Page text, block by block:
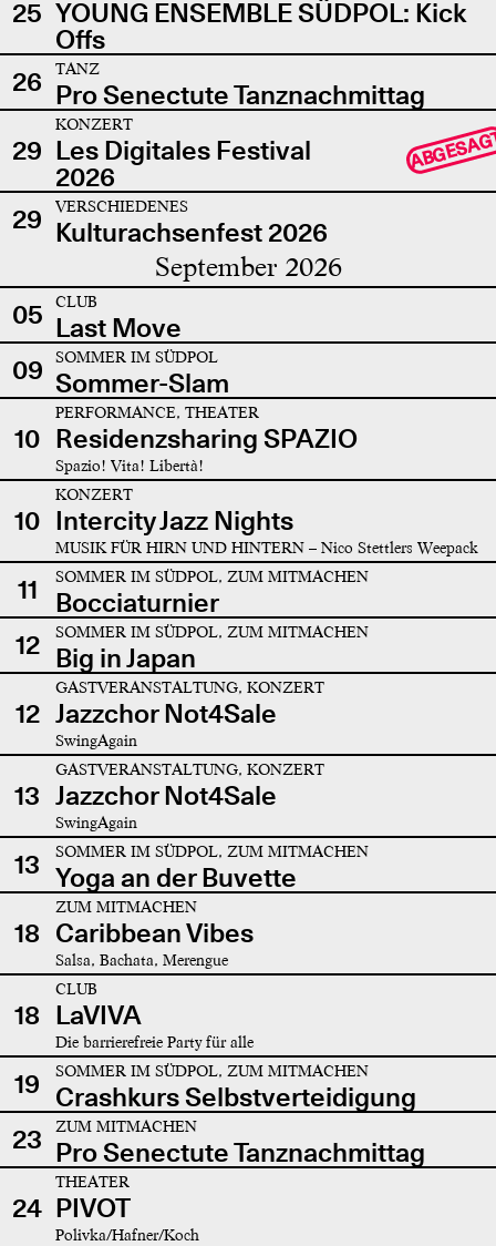
25 YOUNG ENSEMBLE SÜDPOL: Kick
Offs
26
TANZ
Pro Senectute Tanznachmittag
29
KONZERT
Les Digitales Festival
2026
29 VERSCHIEDENES
Kulturachsenfest 2026
September 2026
05 CLUB
Last Move
09
SOMMER IM SÜDPOL
Sommer-Slam
10
PERFORMANCE, THEATER
Residenzsharing SPAZIO
Spazio! Vita! Libertà!
10
KONZERT
Intercity Jazz Nights
MUSIK FÜR HIRN UND HINTERN – Nico Stettlers Weepack
11 SOMMER IM SÜDPOL, ZUM MITMACHEN
Bocciaturnier
12
SOMMER IM SÜDPOL, ZUM MITMACHEN
Big in Japan
12
GASTVERANSTALTUNG, KONZERT
Jazzchor Not4Sale
SwingAgain
13
GASTVERANSTALTUNG, KONZERT
Jazzchor Not4Sale
SwingAgain
13 SOMMER IM SÜDPOL, ZUM MITMACHEN
Yoga an der Buvette
18
ZUM MITMACHEN
Caribbean Vibes
Salsa, Bachata, Merengue
18
CLUB
LaVIVA
Die barrierefreie Party für alle
19 SOMMER IM SÜDPOL, ZUM MITMACHEN
Crashkurs Selbstverteidigung
23
ZUM MITMACHEN
Pro Senectute Tanznachmittag
24
THEATER
PIVOT
Polivka/Hafner/Koch